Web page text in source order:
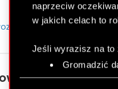
naprzeciw
w jakich celach to
Jeśli wyrazisz na to
Gromadzić
finansowe Grupy
raport